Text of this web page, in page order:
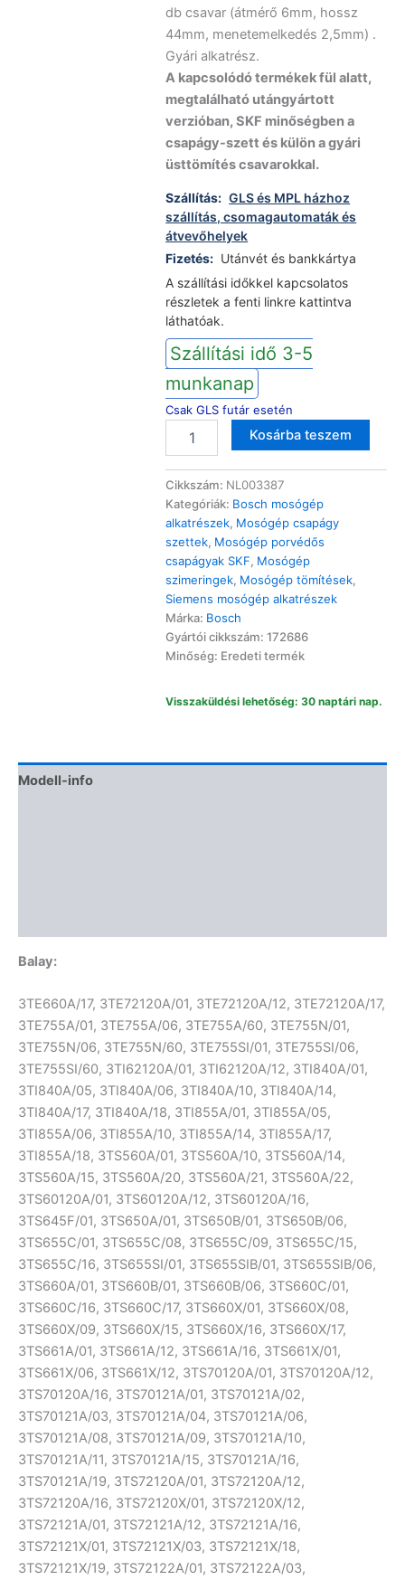
db csavar (átmérő 6mm, hossz
44mm, menetemelkedés 2,5mm) .
Gyári alkatrész.
A kapcsolódó termékek fül alatt,
megtalálható utángyártott
verzióban, SKF minőségben a
csapágy-szett és külön a gyári
üsttömítés csavarokkal.
Szállítás: GLS és MPL házhoz
szállítás, csomagautomaták és
átvevőhelyek
Fizetés: Utánvét és bankkártya
A szállítási időkkel kapcsolatos
részletek a fenti linkre kattintva
láthatóak.
Szállítási idő 3-5
munkanap
Csak GLS futár esetén
Siemens
gyári
csapágy
szett
üst
tömítéssel,
csavarokkal
WAE/WM/WXL/WFX
mennyiség
Kosárba teszem
Cikkszám: NL003387
Kategóriák: Bosch mosógép
alkatrészek, Mosógép csapágy
szettek, Mosógép porvédős
csapágyak SKF, Mosógép
szimeringek, Mosógép tömítések,
Siemens mosógép alkatrészek
Márka: Bosch
Gyártói cikkszám: 172686
Minőség: Eredeti termék
Visszaküldési lehetőség: 30 naptári nap.
Modell-info
Balay:
3TE660A/17, 3TE72120A/01, 3TE72120A/12, 3TE72120A/17,
3TE755A/01, 3TE755A/06, 3TE755A/60, 3TE755N/01,
3TE755N/06, 3TE755N/60, 3TE755SI/01, 3TE755SI/06,
3TE755SI/60, 3TI62120A/01, 3TI62120A/12, 3TI840A/01,
3TI840A/05, 3TI840A/06, 3TI840A/10, 3TI840A/14,
3TI840A/17, 3TI840A/18, 3TI855A/01, 3TI855A/05,
3TI855A/06, 3TI855A/10, 3TI855A/14, 3TI855A/17,
3TI855A/18, 3TS560A/01, 3TS560A/10, 3TS560A/14,
3TS560A/15, 3TS560A/20, 3TS560A/21, 3TS560A/22,
3TS60120A/01, 3TS60120A/12, 3TS60120A/16,
3TS645F/01, 3TS650A/01, 3TS650B/01, 3TS650B/06,
3TS655C/01, 3TS655C/08, 3TS655C/09, 3TS655C/15,
3TS655C/16, 3TS655SI/01, 3TS655SIB/01, 3TS655SIB/06,
3TS660A/01, 3TS660B/01, 3TS660B/06, 3TS660C/01,
3TS660C/16, 3TS660C/17, 3TS660X/01, 3TS660X/08,
3TS660X/09, 3TS660X/15, 3TS660X/16, 3TS660X/17,
3TS661A/01, 3TS661A/12, 3TS661A/16, 3TS661X/01,
3TS661X/06, 3TS661X/12, 3TS70120A/01, 3TS70120A/12,
3TS70120A/16, 3TS70121A/01, 3TS70121A/02,
3TS70121A/03, 3TS70121A/04, 3TS70121A/06,
3TS70121A/08, 3TS70121A/09, 3TS70121A/10,
3TS70121A/11, 3TS70121A/15, 3TS70121A/16,
3TS70121A/19, 3TS72120A/01, 3TS72120A/12,
3TS72120A/16, 3TS72120X/01, 3TS72120X/12,
3TS72121A/01, 3TS72121A/12, 3TS72121A/16,
3TS72121X/01, 3TS72121X/03, 3TS72121X/18,
3TS72121X/19, 3TS72122A/01, 3TS72122A/03,